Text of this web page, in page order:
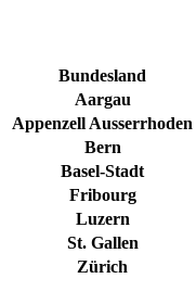
Bundesland
Aargau
Appenzell Ausserrhoden
Bern
Basel-Stadt
Fribourg
Luzern
St. Gallen
Zürich